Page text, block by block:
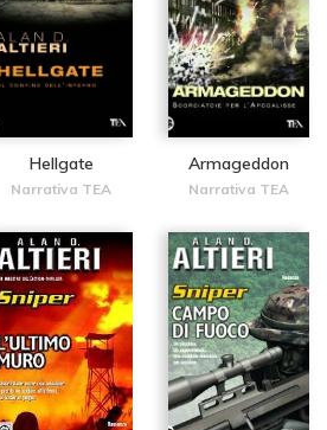
Hellgate
Narrativa TEA
Armageddon
Narrativa TEA